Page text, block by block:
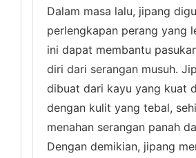
Dalam masa lalu, jipang
perlengkapan perang yang
ini dapat membantu
diri dari serangan musuh.
dibuat dari kayu yang kuat
dengan kulit yang tebal,
menahan serangan panah
Dengan demikian, jipang